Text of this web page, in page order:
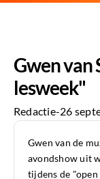
Gwen van
lesweek"
Redactie-26
Gwen van de
avondshow uit
tijdens de "open